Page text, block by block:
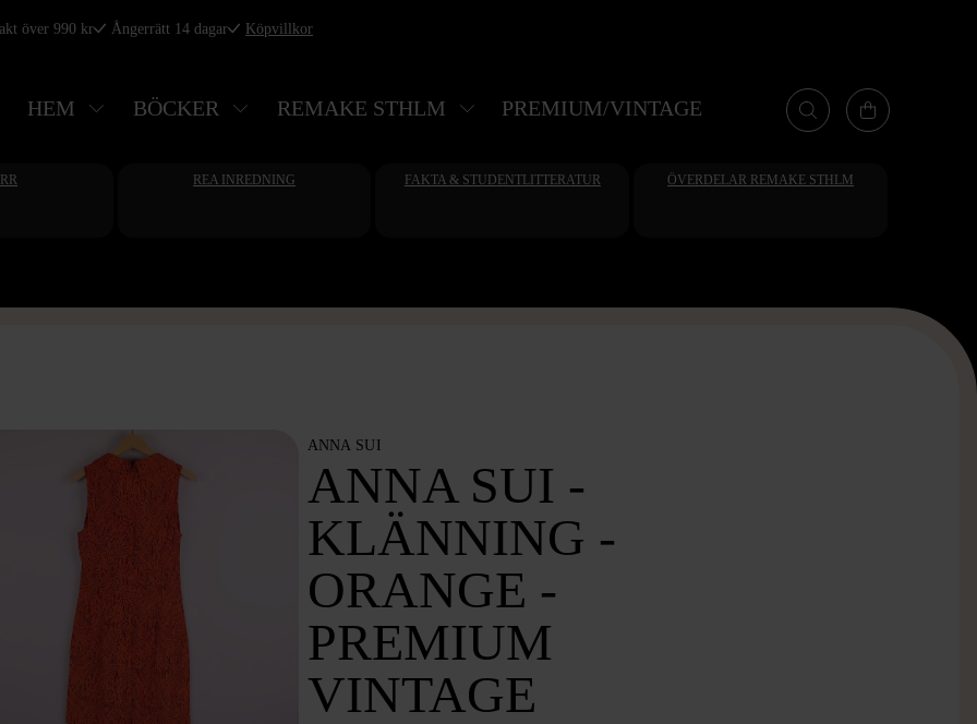
över 990 kr Ångerrätt 14 dagar Köpvillkor
HEM BÖCKER REMAKE STHLM PREMIUM/VINTAGE
REA INREDNING FAKTA & STUDENTLITTERATUR ÖVERDELAR REMAKE STHLM
ANNA SUI
ANNA SUI -
KLÄNNING -
ORANGE -
PREMIUM
VINTAGE